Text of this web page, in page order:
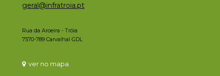
geral@infratroia.pt
Rua da Aroeira - Tróia
7570-789 Carvalhal GDL
ver no mapa